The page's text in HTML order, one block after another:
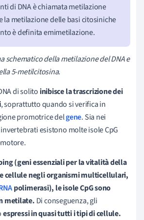
di DNA è chiamata metilazione
la metilazione delle basi citosiniche
è definita emimetilazione.
schematico della metilazione del DNA e
5-metilcitosina.
di solito inibisce la trascrizione dei
, soprattutto quando si verifica in
promotrice delgene. Sia nei
esistono molte isole CpG
(geni essenziali per la vitalità della
cellule negli organismi multicellulari,
polimerasi), le isole CpG sono
metilate. Di conseguenza, gli
espressi in quasi tutti i tipi di cellule.